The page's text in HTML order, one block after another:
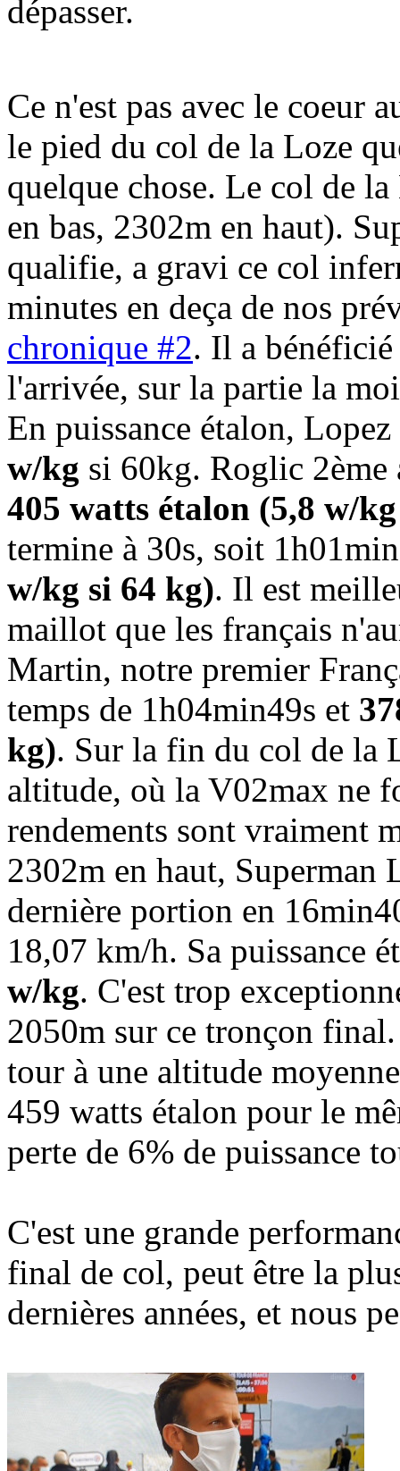
dépasser.
Ce n'est pas avec le coeur
le pied du col de la Loze
quelque chose. Le col de
en bas, 2302m en haut).
qualifie, a gravi ce col
minutes en deça de nos
chronique #2. Il a
l'arrivée, sur la partie la
En puissance étalon,
w/kg si 60kg. Roglic 2ème
405 watts étalon (5,8 w/
termine à 30s, soit
w/kg si 64 kg). Il est
maillot que les français
Martin, notre premier
temps de 1h04min49s et
kg). Sur la fin du col de la
altitude, où la V02max ne
rendements sont vraiment
2302m en haut, Superman
dernière portion en
18,07 km/h. Sa puissance
w/kg. C'est trop
2050m sur ce tronçon
tour à une altitude
459 watts étalon pour le
perte de 6% de puissance
C'est une grande
final de col, peut être la
dernières années, et nous